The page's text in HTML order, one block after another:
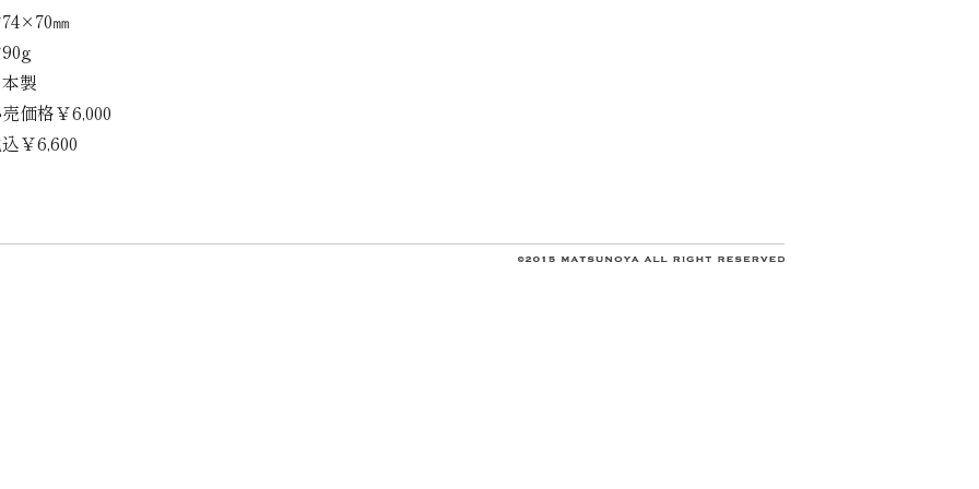
㎜
製
価格￥6,000
￥6,600